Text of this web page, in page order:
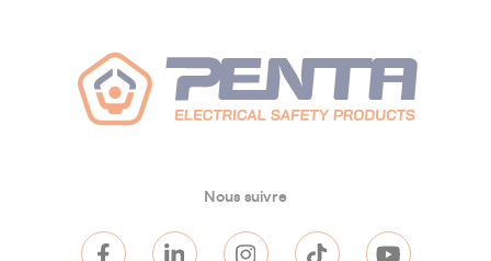
Nous suivre